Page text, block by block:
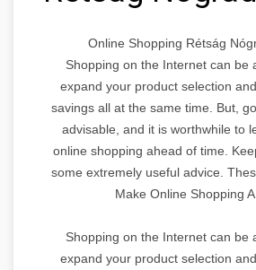
Online Shopping Rétság
Shopping on the Internet can be
expand your product selection
savings all at the same time. But,
advisable, and it is worthwhile to
online shopping ahead of time.
some extremely useful advice.
Make Online Shopping
Shopping on the Internet can be
expand your product selection